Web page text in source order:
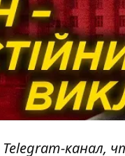
Telegram-канал,